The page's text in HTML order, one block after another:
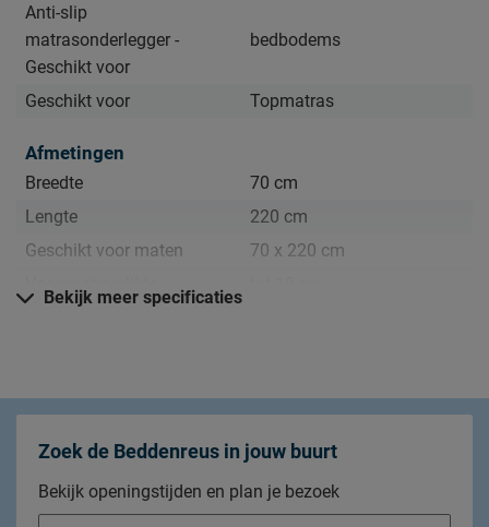
Anti-slip
matrasonderlegger -
Geschikt voor
bedbodems
Geschikt voor Topmatras
Afmetingen
Breedte
70 cm
Lengte
220 cm
Geschikt voor maten
70 x 220 cm
latex/pvc
Garantie
2 jaar garantie volgens CBW
Bekijk meer specificaties
Zoek de Beddenreus in jouw buurt
Bekijk openingstijden en plan je bezoek